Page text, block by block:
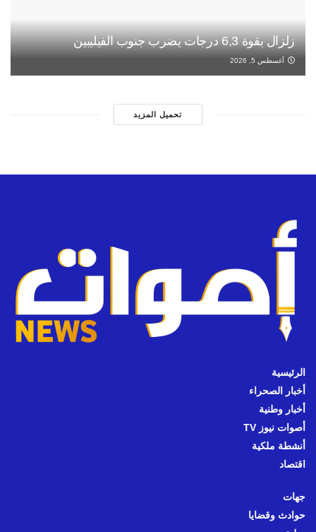
زلزال بقوة 6,3 درجات يضرب جنوب الفيليبين
أغسطس 5, 2026
تحميل المزيد
الرئيسية
أخبار الصحراء
أخبار وطنية
أصوات نيوز TV
أنشطة ملكية
اقتصاد
جهات
حوادث وقضايا